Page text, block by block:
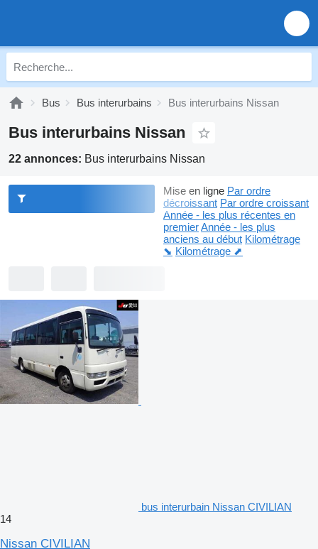
Bus Bus interurbains Bus interurbains Nissan
Bus interurbains Nissan
22 annonces: Bus interurbains Nissan
Mise en ligne Par ordre
décroissant Par ordre croissant
Année - les plus récentes en
premierAnnée - les plus
anciens au début Kilométrage
⬊ Kilométrage ⬈
bus interurbain Nissan CIVILIAN
14
Nissan CIVILIAN